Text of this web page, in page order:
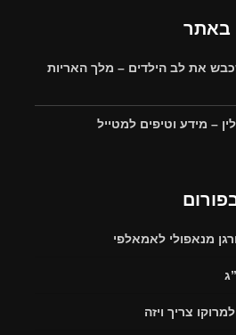
באתר
את לב הילדים – מלך האריות
– מידע וטיפים למטייל
מנאפולי לאמאלפי
צריך ויזה